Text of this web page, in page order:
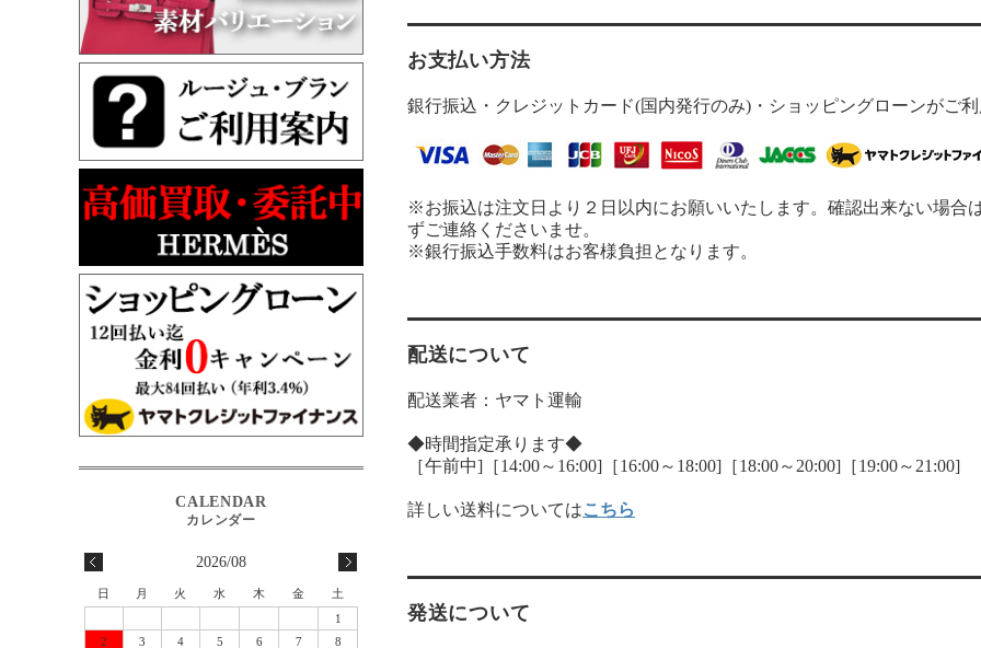
お支払い方法
銀行振込・クレジットカード(国内発行のみ)・ショッピングローンがご
※お振込は注文日より２日以内にお願いいたします。確認出来ない場合
ずご連絡くださいませ。
※銀行振込手数料はお客様負担となります。
配送について
配送業者：ヤマト運輸
◆時間指定承ります◆
［午前中]［14:00～16:00]［16:00～18:00]［18:00～20:00]［19:00～21:00]
詳しい送料についてはこちら
発送について
2026/08
日 月 火 水 木 金
土
1
2
3 4 5 6 7 8